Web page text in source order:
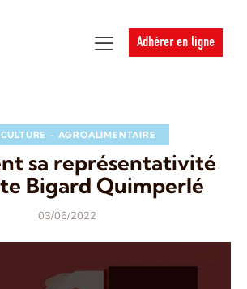
Adhérer en ligne
- AGROALIMENTAIRE
sa représentativité
Bigard Quimperlé
03/06/2022